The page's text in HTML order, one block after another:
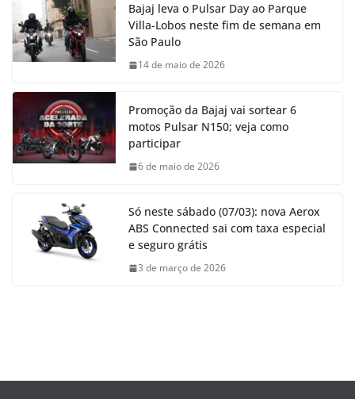
Bajaj leva o Pulsar Day ao Parque
Villa-Lobos neste fim de semana em
São Paulo
14 de maio de 2026
Promoção da Bajaj vai sortear 6
motos Pulsar N150; veja como
participar
6 de maio de 2026
Só neste sábado (07/03): nova Aerox
ABS Connected sai com taxa especial
e seguro grátis
3 de março de 2026